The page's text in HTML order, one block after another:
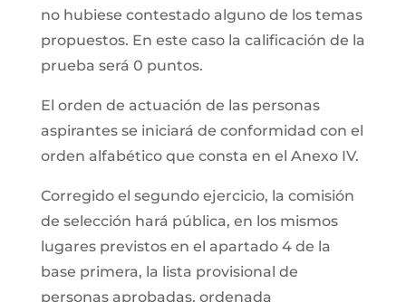
no hubiese contestado alguno de los temas
propuestos. En este caso la calificación de la
prueba será 0 puntos.
El orden de actuación de las personas
aspirantes se iniciará de conformidad con el
orden alfabético que consta en el Anexo IV.
Corregido el segundo ejercicio, la comisión
de selección hará pública, en los mismos
lugares previstos en el apartado 4 de la
base primera, la lista provisional de
personas aprobadas, ordenada